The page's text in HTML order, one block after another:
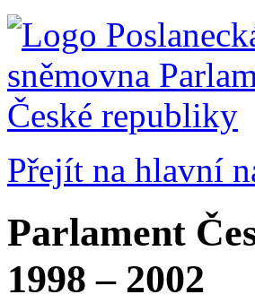
Přejít na hlavní
Parlament
1998 – 2002